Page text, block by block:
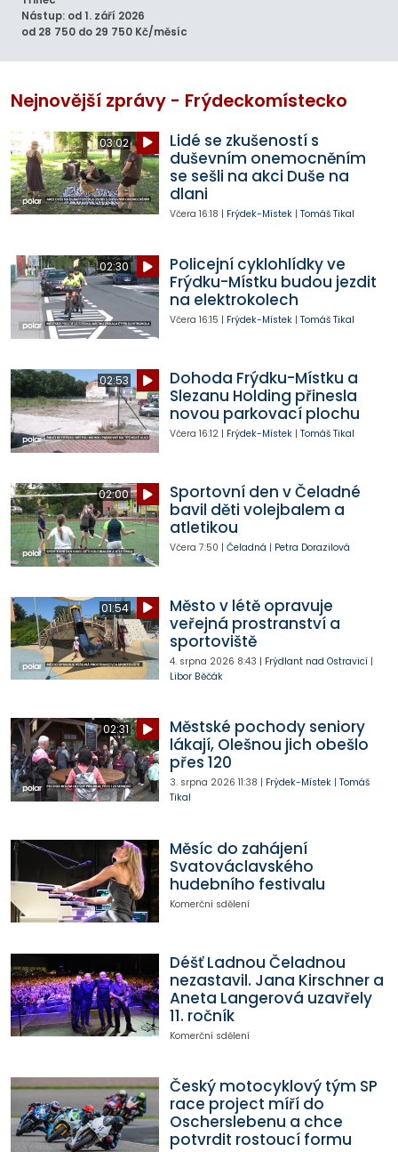
Nástup: od 1. září 2026
od 28 750 do 29 750 Kč/měsíc
Nejnovější zprávy - Frýdeckomístecko
03:02
Lidé se zkušeností s
duševním onemocněním
se sešli na akci Duše na
dlani
Včera 16:18 | Frýdek-Místek| Tomáš Tikal
02:30
Policejní cyklohlídky ve
Frýdku-Místku budou jezdit
na elektrokolech
Včera 16:15 | Frýdek-Místek| Tomáš Tikal
02:53
Dohoda Frýdku-Místku a
Slezanu Holding přinesla
novou parkovací plochu
Včera 16:12| Frýdek-Místek| Tomáš Tikal
02:00
Sportovní den v Čeladné
bavil děti volejbalem a
atletikou
Včera 7:50 | Čeladná | Petra Dorazilová
01:54
Město v létě opravuje
veřejná prostranství a
sportoviště
4. srpna 2026 8:43 | Frýdlant nad Ostravicí|
Libor Běčák
02:31
Městské pochody seniory
lákají, Olešnou jich obešlo
přes 120
3. srpna 2026 11:38 | Frýdek-Místek| Tomáš
Tikal
Měsíc do zahájení
Svatováclavského
hudebního festivalu
Komerční sdělení
Déšť Ladnou Čeladnou
nezastavil. Jana Kirschner a
Aneta Langerová uzavřely
11. ročník
Komerční sdělení
Český motocyklový tým SP
race project míří do
Oscherslebenu a chce
potvrdit rostoucí formu